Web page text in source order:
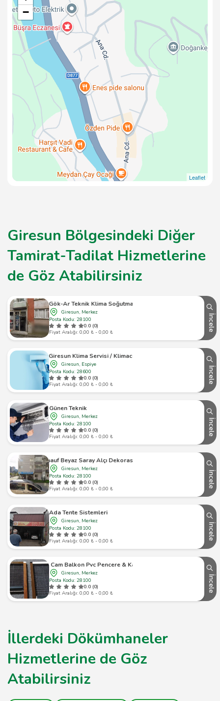
−
Leaflet
Giresun Bölgesindeki Diğer
Tamirat-Tadilat Hizmetlerine
de Göz Atabilirsiniz
Gök-Ar Teknik Klima Soğutma
Giresun, Merkez
Posta Kodu: 28100
0.0 (0)
Fiyat Aralığı: 0,00 ₺ - 0,00 ₺
İncele
Giresun Klima Servisi / Klimacı
Giresun, Espiye
Posta Kodu: 28600
0.0 (0)
Fiyat Aralığı: 0,00 ₺ - 0,00 ₺
İncele
Günen Teknik
Giresun, Merkez
Posta Kodu: 28100
0.0 (0)
Fiyat Aralığı: 0,00 ₺ - 0,00 ₺
İncele
Knauf Beyaz Saray Alçı Dekorasyon
Giresun, Merkez
Posta Kodu: 28100
0.0 (0)
Fiyat Aralığı: 0,00 ₺ - 0,00 ₺
İncele
Ada Tente Sistemleri
Giresun, Merkez
Posta Kodu: 28100
0.0 (0)
Fiyat Aralığı: 0,00 ₺ - 0,00 ₺
İncele
Yiğitsan Cam Balkon Pvc Pencere & Kapı Sistemleri
Giresun, Merkez
Posta Kodu: 28100
0.0 (0)
Fiyat Aralığı: 0,00 ₺ - 0,00 ₺
İncele
İllerdeki Dökümhaneler
Hizmetlerine de Göz
Atabilirsiniz